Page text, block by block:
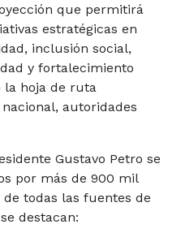
que permitirá
estratégicas en
inclusión social,
y fortalecimiento
la hoja de ruta
autoridades
Gustavo Petro se
por más de 900 mil
todas las fuentes de
destacan: